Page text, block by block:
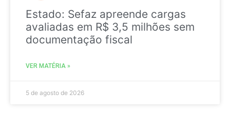
Estado: Sefaz apreende cargas
avaliadas em R$ 3,5 milhões sem
documentação fiscal
VER MATÉRIA »
5 de agosto de 2026